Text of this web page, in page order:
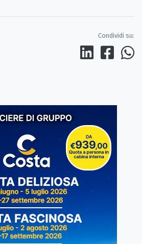
Condividi su: